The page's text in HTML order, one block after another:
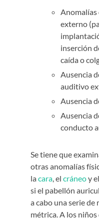
Anomalías
externo
inserción
caída o
Ausencia
auditivo
Ausencia
Ausencia
conducto
Se tiene que
otras anomalías
lacara, elcráneoy
si el pabellón
a cabo una serie
métrica. A los